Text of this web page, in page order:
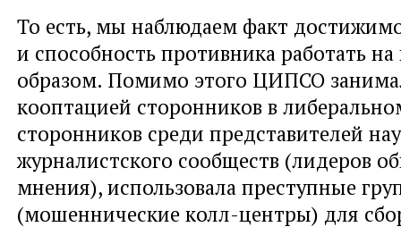
То есть, мы наблюдаем факт
и способность противника работать
образом. Помимо этого ЦИПСО
кооптацией сторонников в
сторонников среди представителей
журналистского сообществ (лидеров
мнения), использовала преступные
(мошеннические колл-центры) для